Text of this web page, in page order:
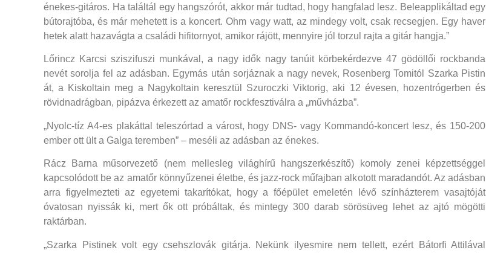
énekes-gitáros. Ha találtál egy hangszórót, akkor már tudtad, hogy hangfalad lesz. Beleapplikáltad egy
bútorajtóba, és már mehetett is a koncert. Ohm vagy watt, az mindegy volt, csak recsegjen. Egy haver
hetek alatt hazavágta a családi hifitornyot, amikor rájött, mennyire jól torzul rajta a gitár hangja.”
Lőrincz Karcsi sziszifuszi munkával, a nagy idők nagy tanúit körbekérdezve 47 gödöllői rockbanda
nevét sorolja fel az adásban. Egymás után sorjáznak a nagy nevek, Rosenberg Tomitól Szarka Pistin
át, a Kiskoltain meg a Nagykoltain keresztül Szuroczki Viktorig, aki 12 évesen, hozentrógerben és
rövidnadrágban, pipázva érkezett az amatőr rockfesztiválra a „művházba”.
„Nyolc-tíz A4-es plakáttal teleszórtad a várost, hogy DNS- vagy Kommandó-koncert lesz, és 150-200
ember ott ült a Galga teremben” – meséli az adásban az énekes.
Rácz Barna műsorvezető (nem mellesleg világhírű hangszerkészítő) komoly zenei képzettséggel
kapcsolódott be az amatőr könnyűzenei életbe, és jazz-rock műfajban alkotott maradandót. Az adásban
arra figyelmezteti az egyetemi takarítókat, hogy a főépület emeletén lévő színházterem vasajtóját
óvatosan nyissák ki, mert ők ott próbáltak, és mintegy 300 darab sörösüveg lehet az ajtó mögötti
raktárban.
„Szarka Pistinek volt egy csehszlovák gitárja. Nekünk ilyesmire nem tellett, ezért Bátorfi Attilával